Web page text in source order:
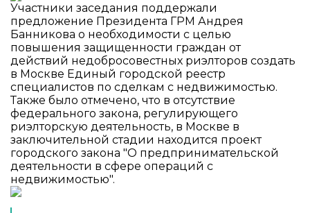
Участники заседания поддержали
предложение Президента ГРМ Андрея
Банникова о необходимости с целью
повышения защищенности граждан от
действий недобросовестных риэлторов создать
в Москве Единый городской реестр
специалистов по сделкам с недвижимостью.
Также было отмечено, что в отсутствие
федерального закона, регулирующего
риэлторскую деятельность, в Москве в
заключительной стадии находится проект
городского закона "О предпринимательской
деятельности в сфере операций с
недвижимостью".